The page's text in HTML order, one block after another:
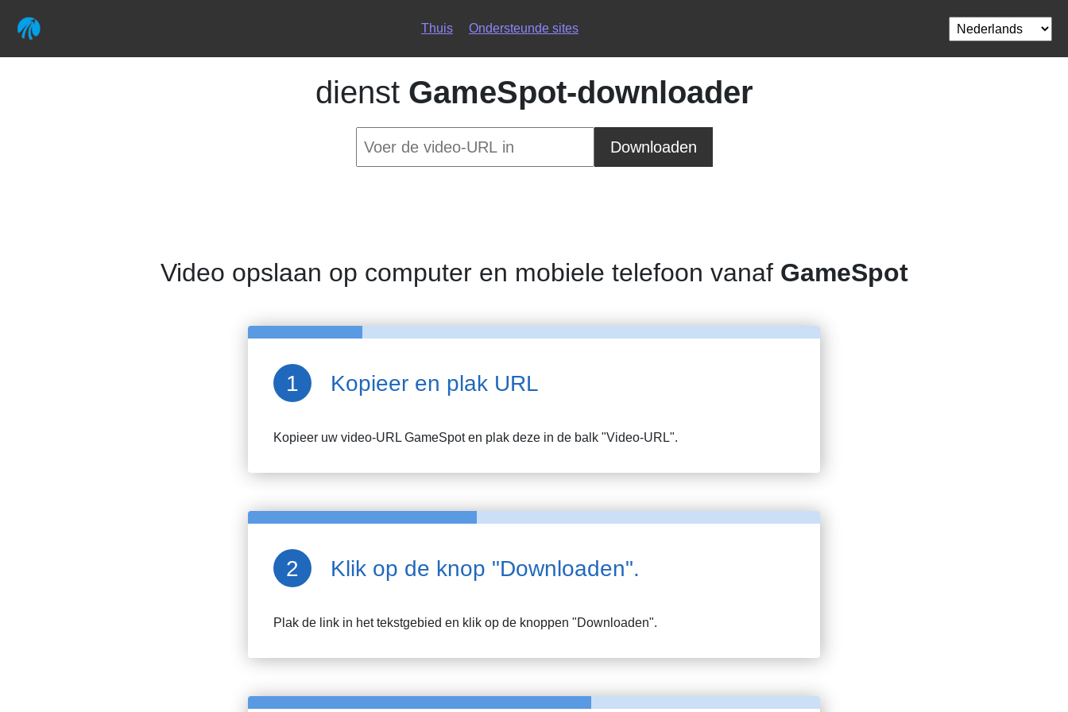
Thuis Ondersteunde sites
dienst GameSpot-downloader
Downloaden
Video opslaan op computer en mobiele telefoon vanaf GameSpot
Kopieer en plak URL
Kopieer uw video-URL GameSpoten plak deze in de balk "Video-URL".
Klik op de knop "Downloaden".
Plak de link in het tekstgebied en klik op de knoppen "Downloaden".